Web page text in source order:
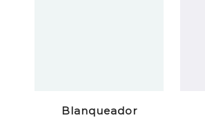
Blanqueador